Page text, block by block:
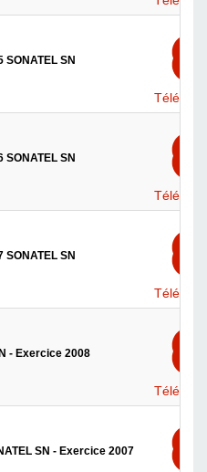
SN
SN
SN
- Exercice 2008
SN - Exercice 2007